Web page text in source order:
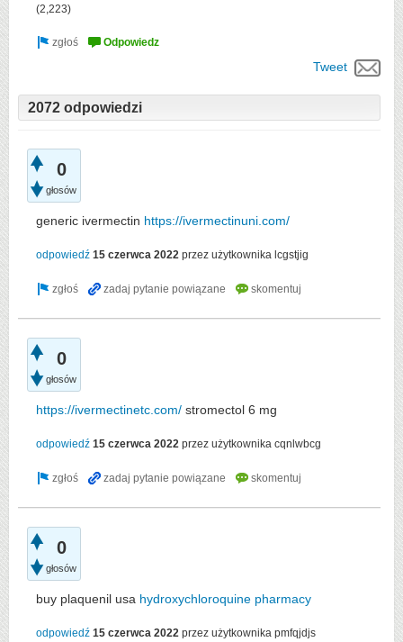
(2,223)
Tweet
2072 odpowiedzi
0
głosów
generic ivermectin https://ivermectinuni.com/
odpowiedź 15 czerwca 2022 przez użytkownika lcgstjig
0
głosów
https://ivermectinetc.com/ stromectol 6 mg
odpowiedź 15 czerwca 2022 przez użytkownika cqnlwbcg
0
głosów
buy plaquenil usa hydroxychloroquine pharmacy
odpowiedź 15 czerwca 2022 przez użytkownika pmfqjdjs